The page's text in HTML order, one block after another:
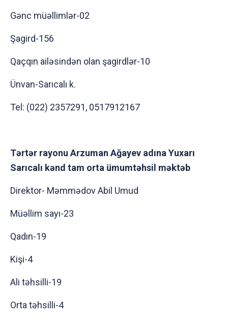
Gənc müəllimlər-02
Şagird-156
Qaçqın ailəsindən olan şagirdlər-10
Ünvan-Sarıcalı k.
Tel: (022) 2357291, 0517912167
Tərtər rayonu Arzuman Ağayev adına Yuxarı
Sarıcalı kənd tam orta ümumtəhsil məktəb
Direktor- Məmmədov Abil Umud
Müəllim sayı-23
Qadın-19
Kişi-4
Ali təhsilli-19
Orta təhsilli-4